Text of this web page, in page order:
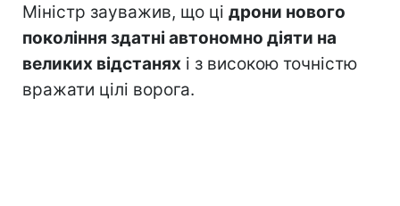
Міністр зауважив, що ці дрони нового
покоління здатні автономно діяти на
великих відстанях і з високою точністю
вражати цілі ворога.